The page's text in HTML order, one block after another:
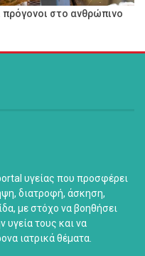
στο ανθρώπινο
υγείας που προσφέρει
διατροφή, άσκηση,
με στόχο να βοηθήσει
υγεία τους και να
ιατρικά θέματα.